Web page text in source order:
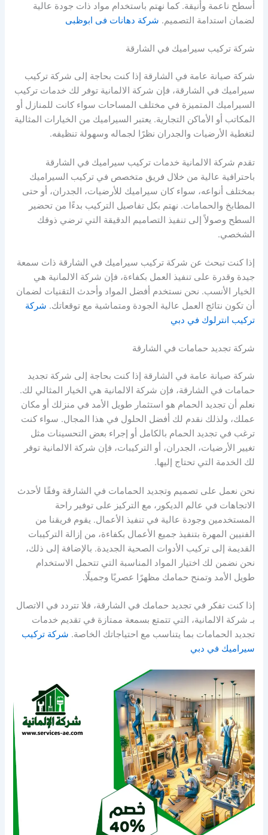
أسطح ناعمة وأنيقة. كما نهتم باستخدام مواد ذات جودة عالية
لضمان استدامة التصميم. شركة دهانات فى ابوظبى
شركة تركيب سيراميك في الشارقة
شركة صيانة عامة في الشارقة إذا كنت بحاجة إلى شركة تركيب
سيراميك في الشارقة، فإن شركة الالمانية توفر لك خدمات تركيب
السيراميك المتميزة في مختلف المساحات سواء كانت للمنازل أو
المكاتب أو الأماكن التجارية. يعتبر السيراميك من الخيارات المثالية
لتغطية الأرضيات والجدران نظرًا لجماله وسهولة تنظيفه.
تقدم شركة الالمانية خدمات تركيب سيراميك في الشارقة
باحترافية عالية من خلال فريق متخصص في تركيب السيراميك
بمختلف أنواعه، سواء كان سيراميك للأرضيات، الجدران، أو حتى
المطابخ والحمامات. نهتم بكل تفاصيل التركيب بدءًا من تحضير
السطح وصولاً إلى تنفيذ التصاميم الدقيقة التي ترضي ذوقك
الشخصي.
إذا كنت تبحث عن شركة تركيب سيراميك في الشارقة ذات سمعة
جيدة وقدرة على تنفيذ العمل بكفاءة، فإن شركة الالمانية هي
الخيار الأنسب. نحن نستخدم أفضل المواد وأحدث التقنيات لضمان
أن تكون نتائج العمل عالية الجودة ومتماشية مع توقعاتك. شركة
تركيب انترلوك في دبي
شركة تجديد حمامات في الشارقة
شركة صيانة عامة في الشارقة إذا كنت بحاجة إلى شركة تجديد
حمامات في الشارقة، فإن شركة الالمانية هي الخيار المثالي لك.
نعلم أن تجديد الحمام هو استثمار طويل الأمد في منزلك أو مكان
عملك، ولذلك نقدم لك أفضل الحلول في هذا المجال. سواء كنت
ترغب في تجديد الحمام بالكامل أو إجراء بعض التحسينات مثل
تغيير الأرضيات، الجدران، أو التركيبات، فإن شركة الالمانية توفر
لك الخدمة التي تحتاج إليها.
نحن نعمل على تصميم وتجديد الحمامات في الشارقة وفقًا لأحدث
الاتجاهات في عالم الديكور، مع التركيز على توفير راحة
المستخدمين وجودة عالية في تنفيذ الأعمال. يقوم فريقنا من
الفنيين المهرة بتنفيذ جميع الأعمال بكفاءة، من إزالة التركيبات
القديمة إلى تركيب الأدوات الصحية الجديدة. بالإضافة إلى ذلك،
نحن نضمن لك اختيار المواد المناسبة التي تتحمل الاستخدام
طويل الأمد وتمنح حمامك مظهرًا عصريًا وجميلًا.
إذا كنت تفكر في تجديد حمامك في الشارقة، فلا تتردد في الاتصال
بـ شركة الالمانية، التي تتمتع بسمعة ممتازة في تقديم خدمات
تجديد الحمامات بما يتناسب مع احتياجاتك الخاصة. شركة تركيب
سيراميك في دبي